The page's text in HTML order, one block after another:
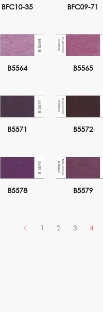
BFC10-35 BFC09-71
B5564 B5565
B5571 B5572
B5578 B5579
1 2 3 4